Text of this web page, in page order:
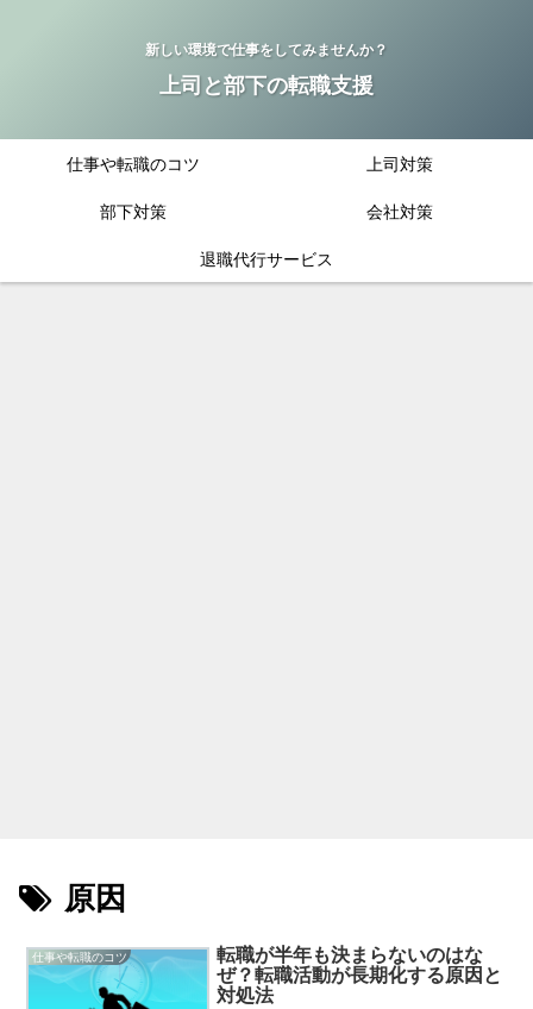
新しい環境で仕事をしてみませんか？
上司と部下の転職支援
仕事や転職のコツ
上司対策
部下対策
会社対策
退職代行サービス
原因
仕事や転職のコツ 転職が半年も決まらないのはな
ぜ？転職活動が長期化する原因と
対処法